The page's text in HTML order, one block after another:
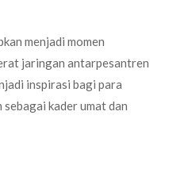
menjadi momen
jaringan antarpesantren
inspirasi bagi para
kader umat dan